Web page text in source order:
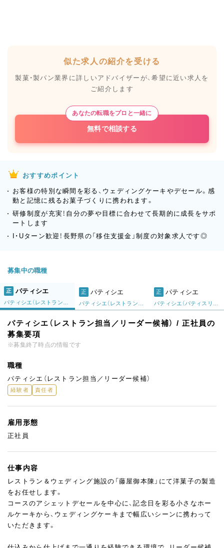
似た求人の紹介を受ける
製菓・製パン業界に詳しいアドバイザーが、希望に近い求人を
ご紹介します
あなたの転職をプロと一緒に
無料で相談する
おすすめポイント
お客様の特別な瞬間を彩る、ウェディングケーキやデセール。感
動と記憶に残るお菓子づくりに携われます。
研修制度が充実！自分の夢や目標に合わせて長期的に成長をサポ
ートします
I・Uターン歓迎！長野県の「移住支援金」制度の対象求人です◎
募集中の職種
正 パティシエ 正 パティシエ 正 パティシエ
パティシエ（レストラン担当／リーダー候補） / 正社員の
募集要項
※募集終了時点の情報です
職種
パティシエ（レストラン担当／リーダー候補）
経験者 責任者
雇用形態
正社員
仕事内容
レストラン＆ウェディング施設の「藤屋御本陳」にて洋菓子の製造
をお任せします。
コースのアシェットデセールを中心に、記念日を彩る小さなホー
ルケーキから、ウェディングケーキまで幅広いシーンに携わって
いただきます。